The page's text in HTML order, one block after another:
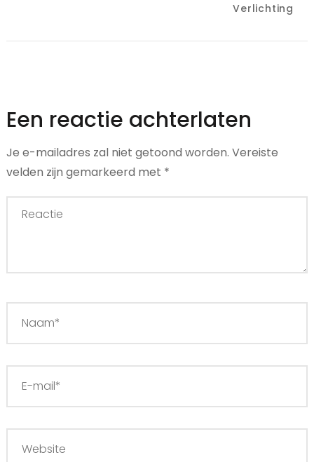
Verlichting
Een reactie achterlaten
Je e-mailadres zal niet getoond worden. Vereiste
velden zijn gemarkeerd met *